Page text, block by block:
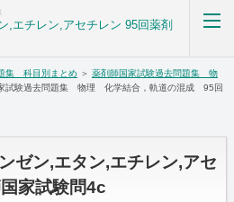
,エチレン,アセチレン 95回薬剤
解答解説科目別まとめ
集 科目別まとめ ＞ 薬剤師国家試験過去問題集 物
試験過去問題集 物理 化学結合，軌道の混成 95回
ゼン,エタン,エチレン,アセ
家試験問4c